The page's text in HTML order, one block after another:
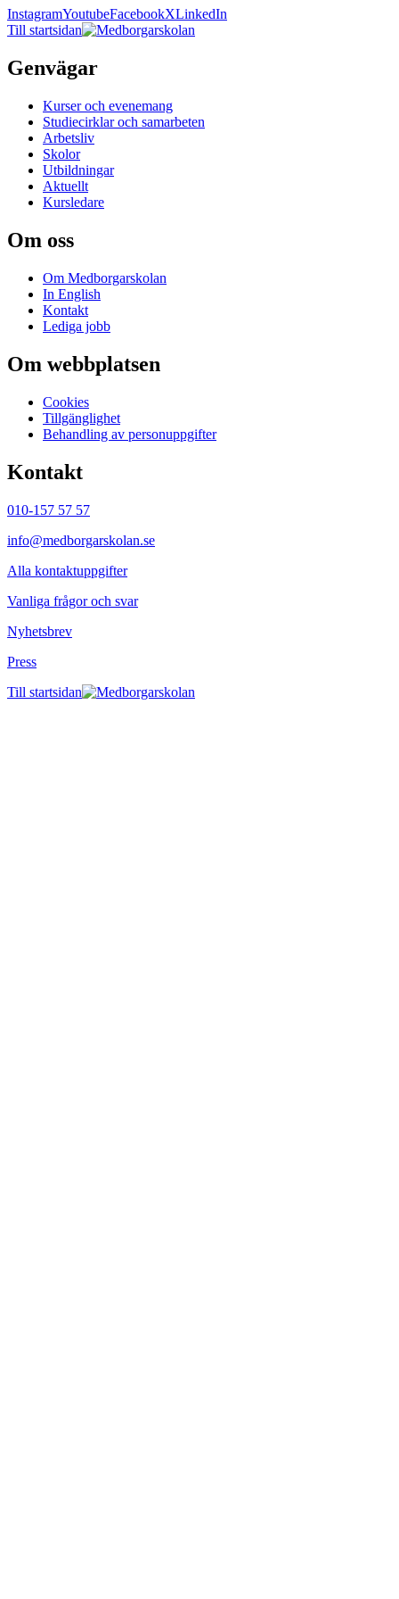
InstagramYoutubeFacebookXLinkedIn
Till startsidan
Genvägar
Kurser och evenemang
Studiecirklar och samarbeten
Arbetsliv
Skolor
Utbildningar
Aktuellt
Kursledare
Om oss
Om Medborgarskolan
In English
Kontakt
Lediga jobb
Om webbplatsen
Cookies
Tillgänglighet
Behandling av personuppgifter
Kontakt
010-157 57 57
info@medborgarskolan.se
Alla kontaktuppgifter
Vanliga frågor och svar
Nyhetsbrev
Press
Till startsidan